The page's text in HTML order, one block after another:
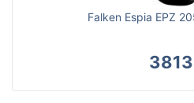
Falken Espia EPZ
3813